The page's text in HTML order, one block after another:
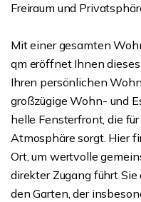
Freiraum und
Mit einer gesamten
qm eröffnet Ihnen
Ihren persönlichen
großzügige Wohn- und
helle Fensterfront, die
Atmosphäre sorgt. Hier
Ort, um wertvolle
direkter Zugang führt
den Garten, der